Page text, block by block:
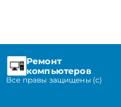
Ремонт
компьютеров
Все правы защищены (с)